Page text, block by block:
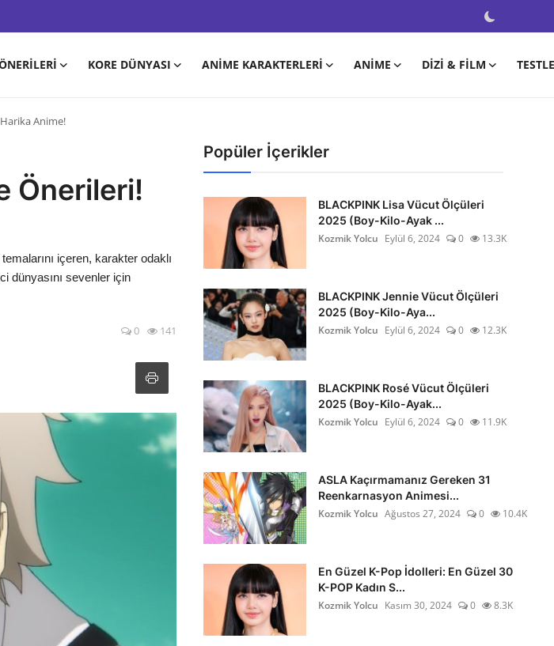
KORE DÜNYASI ANIME KARAKTERLERI ANIME DIZI & FILM
Anime!
Önerileri!
içeren, karakter odaklı
dünyasını sevenler için
0 141
Popüler İçerikler
BLACKPINK Lisa Vücut Ölçüleri
2025 (Boy-Kilo-Ayak ...
Kozmik Yolcu Eylül 6, 2024 0 13.3K
BLACKPINK Jennie Vücut Ölçüleri
2025 (Boy-Kilo-Aya...
Kozmik Yolcu Eylül 6, 2024 0 12.3K
BLACKPINK Rosé Vücut Ölçüleri
2025 (Boy-Kilo-Ayak...
Kozmik Yolcu Eylül 6, 2024 0 11.9K
ASLA Kaçırmamanız Gereken 31
Reenkarnasyon Animesi...
Kozmik Yolcu Ağustos 27, 2024 0 10.4K
En Güzel K-Pop İdolleri: En Güzel 30
K-POP Kadın S...
Kozmik Yolcu Kasım 30, 2024 0 8.3K